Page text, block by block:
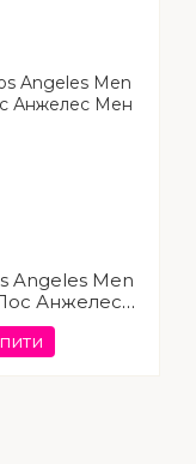
Angeles Men
Анжелес